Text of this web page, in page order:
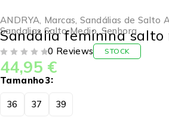
ANDRYA, Marcas, Sandálias de Salto
Sandalias Salto Medio,Senhora
Sandália feminina salto
0 Reviews STOCK
44,95 €
Tamanho3
36 37 39